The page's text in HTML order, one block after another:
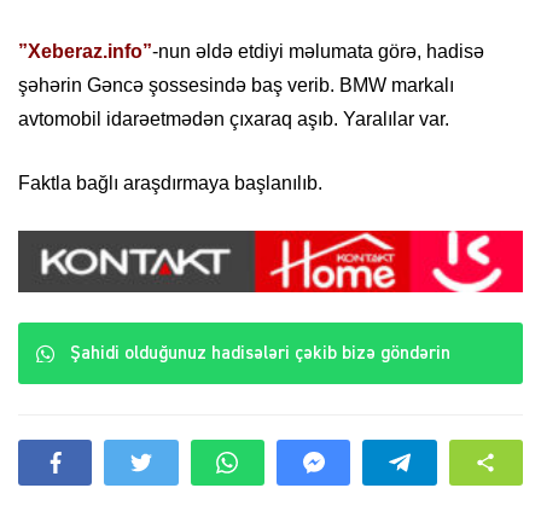
”Xeberaz.info”-nun əldə etdiyi məlumata görə, hadisə
şəhərin Gəncə şossesində baş verib. BMW markalı
avtomobil idarəetmədən çıxaraq aşıb. Yaralılar var.
Faktla bağlı araşdırmaya başlanılıb.
Şahidi olduğunuz hadisələri çəkib bizə göndərin